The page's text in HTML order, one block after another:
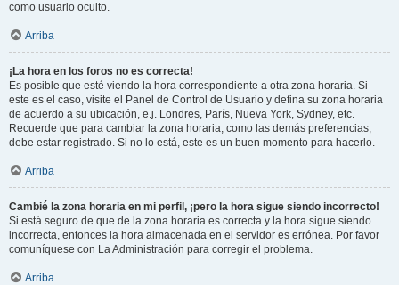
como usuario oculto.
Arriba
¡La hora en los foros no es correcta!
Es posible que esté viendo la hora correspondiente a otra zona horaria. Si
este es el caso, visite el Panel de Control de Usuario y defina su zona horaria
de acuerdo a su ubicación, e.j. Londres, París, Nueva York, Sydney, etc.
Recuerde que para cambiar la zona horaria, como las demás preferencias,
debe estar registrado. Si no lo está, este es un buen momento para hacerlo.
Arriba
Cambié la zona horaria en mi perfil, ¡pero la hora sigue siendo incorrecto!
Si está seguro de que de la zona horaria es correcta y la hora sigue siendo
incorrecta, entonces la hora almacenada en el servidor es errónea. Por favor
comuníquese con La Administración para corregir el problema.
Arriba